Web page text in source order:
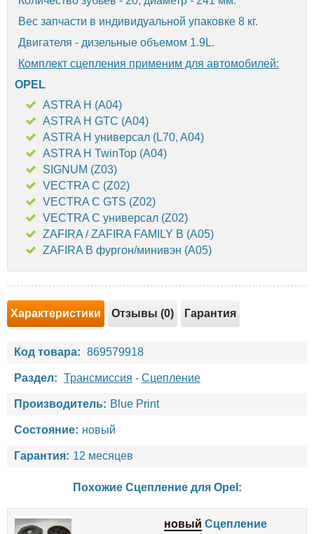
Вес запчасти в индивидуальной упаковке 8 кг.
Двигателя - дизельные объемом 1.9L.
Комплект сцепления применим для автомобилей:
OPEL
ASTRA H (A04)
ASTRA H GTC (A04)
ASTRA H универсал (L70, A04)
ASTRA H TwinTop (A04)
SIGNUM (Z03)
VECTRA C (Z02)
VECTRA C GTS (Z02)
VECTRA C универсал (Z02)
ZAFIRA / ZAFIRA FAMILY B (A05)
ZAFIRA B фургон/минивэн (A05)
Характеристики Отзывы (0) Гарантия
Код товара: 869579918
Раздел: Трансмиссия - Сцепление
Производитель: Blue Print
Состояние: новый
Гарантия: 12 месяцев
Похожие Сцепление для Opel :
новый Сцепление